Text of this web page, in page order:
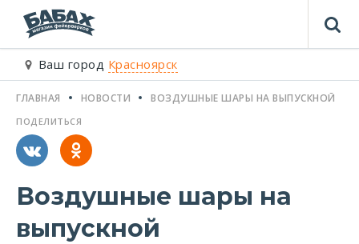
Ваш город Красноярск
ГЛАВНАЯ НОВОСТИ ВОЗДУШНЫЕ ШАРЫ НА ВЫПУСКНОЙ
Воздушные шары на
выпускной
ПОДЕЛИТЬСЯ